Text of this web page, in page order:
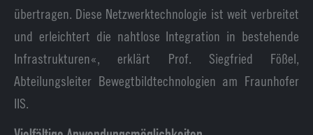
übertragen. Diese Netzwerktechnologie ist weit verbreitet
und erleichtert die nahtlose Integration in bestehende
Infrastrukturen«, erklärt Prof. Siegfried Fößel,
Abteilungsleiter Bewegtbildtechnologien am Fraunhofer
IIS.